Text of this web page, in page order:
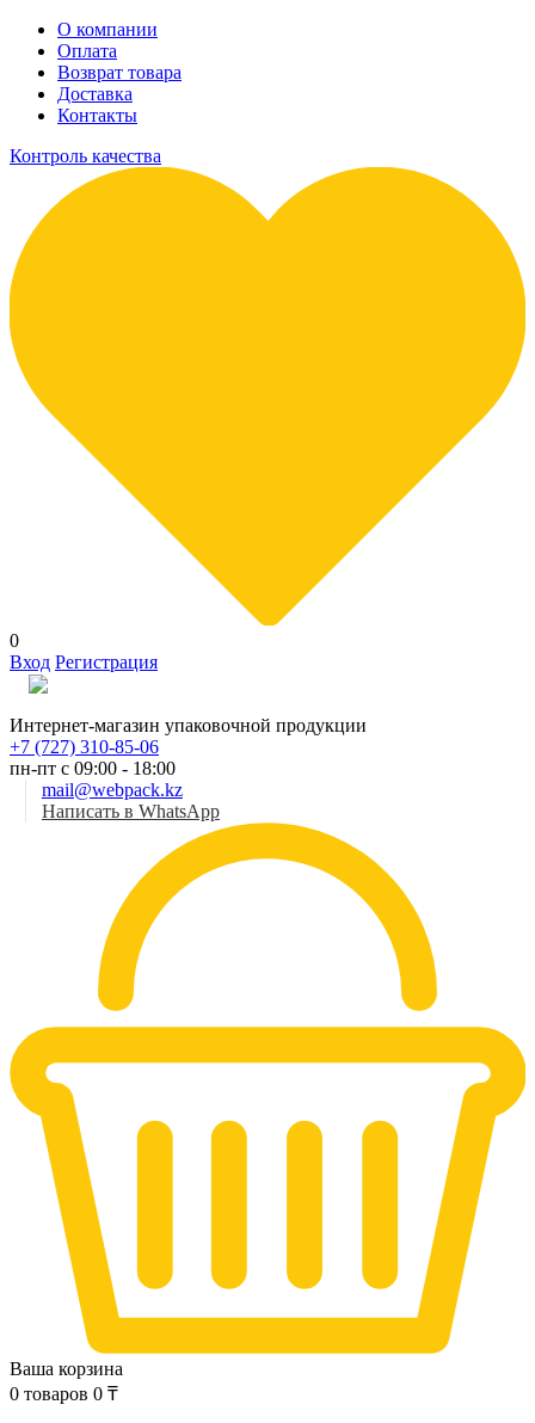
О компании
Оплата
Возврат товара
Доставка
Контакты
Контроль качества
0
Вход Регистрация
Интернет-магазин упаковочной продукции
+7 (727) 310-85-06
пн-пт с 09:00 - 18:00
mail@webpack.kz
Написать в WhatsApp
Ваша корзина
0 товаров 0 ₸